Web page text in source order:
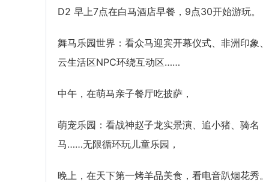
D2 早上7点在白马酒店早餐，9点30开始游玩。
舞马乐园世界：看众马迎宾开幕仪式、非洲印象
云生活区NPC环绕互动区……
中午，在萌马亲子餐厅吃披萨，
萌宠乐园：看战神赵子龙实景演、追小猪、骑名
马……无限循环玩儿童乐园，
晚上，在天下第一烤羊品美食，看电音趴烟花秀。